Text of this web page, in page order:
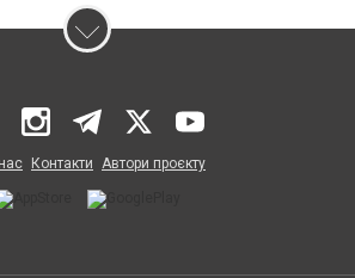
Контакти Автори проєкту